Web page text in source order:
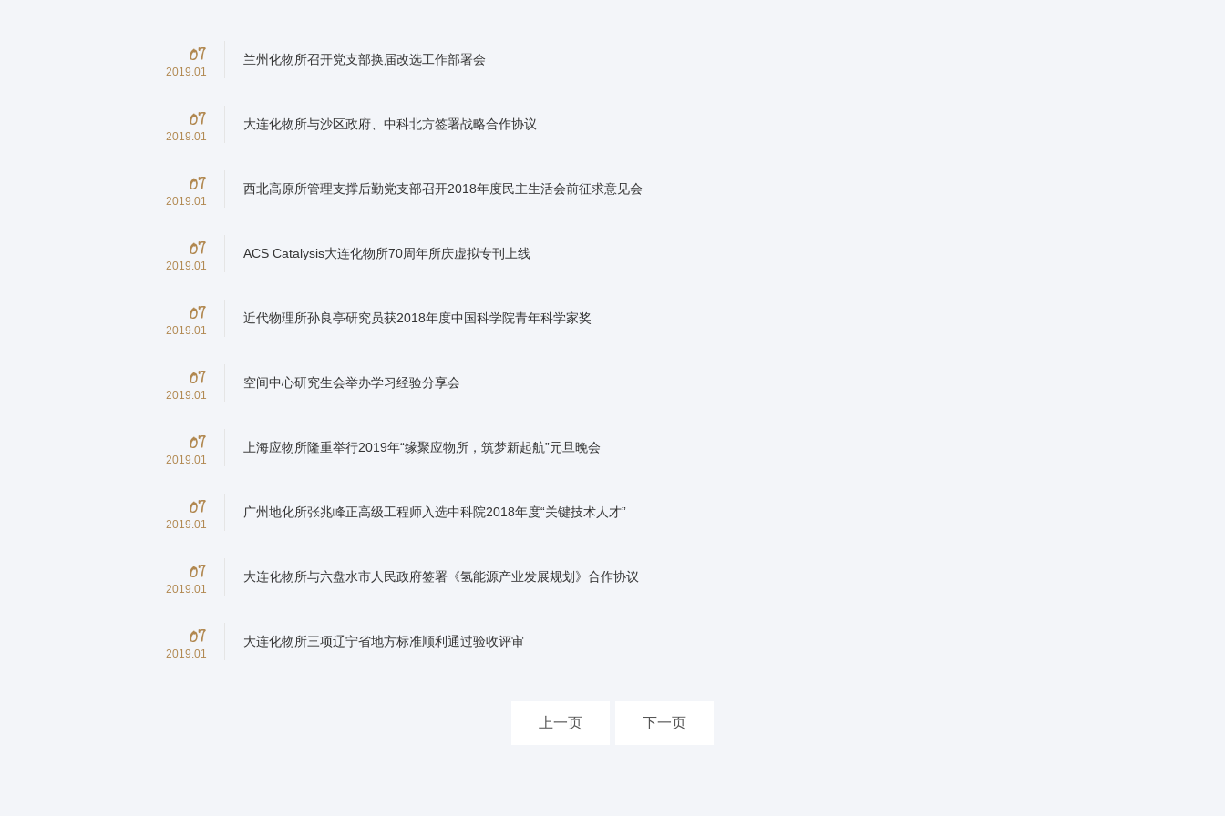
07
2019.01
兰州化物所召开党支部换届改选工作部署会
07
2019.01
大连化物所与沙区政府、中科北方签署战略合作协议
07
2019.01
西北高原所管理支撑后勤党支部召开2018年度民主生活会前征求意见会
07
2019.01
ACS Catalysis大连化物所70周年所庆虚拟专刊上线
07
2019.01
近代物理所孙良亭研究员获2018年度中国科学院青年科学家奖
07
2019.01
空间中心研究生会举办学习经验分享会
07
2019.01
上海应物所隆重举行2019年“缘聚应物所，筑梦新起航”元旦晚会
07
2019.01
广州地化所张兆峰正高级工程师入选中科院2018年度“关键技术人才”
07
2019.01
大连化物所与六盘水市人民政府签署《氢能源产业发展规划》合作协议
07
2019.01
大连化物所三项辽宁省地方标准顺利通过验收评审
上一页 下一页